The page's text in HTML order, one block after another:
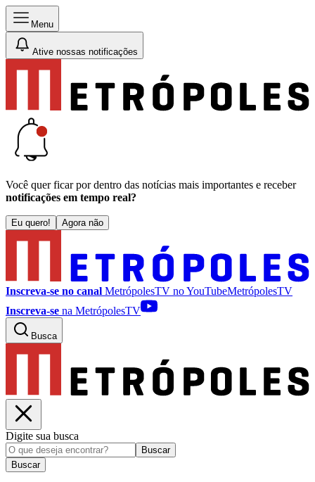
Menu
Ative nossas notificações
Você quer ficar por dentro das notícias mais importantes e receber
notificações em tempo real?
Eu quero! Agora não
Inscreva-se no canal MetrópolesTV noYouTubeMetrópolesTV
Inscreva-se na MetrópolesTV
Busca
Digite sua busca
Buscar
Buscar